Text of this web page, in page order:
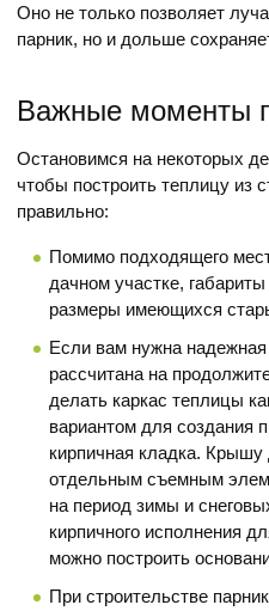
Оно не только позволяет
парник, но и дольше
Важные моменты
Остановимся на некоторых
чтобы построить теплицу из
правильно:
Помимо подходящего
дачном участке,
размеры имеющихся
Если вам нужна надежная
рассчитана на
делать каркас теплицы
вариантом для создания
кирпичная кладка.
отдельным съемным
на период зимы и
кирпичного исполнения
можно построить
При строительстве